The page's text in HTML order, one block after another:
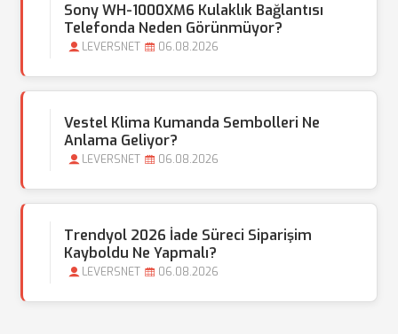
Sony WH-1000XM6 Kulaklık Bağlantısı
Telefonda Neden Görünmüyor?
LEVERSNET 06.08.2026
Vestel Klima Kumanda Sembolleri Ne
Anlama Geliyor?
LEVERSNET 06.08.2026
Trendyol 2026 İade Süreci Siparişim
Kayboldu Ne Yapmalı?
LEVERSNET 06.08.2026